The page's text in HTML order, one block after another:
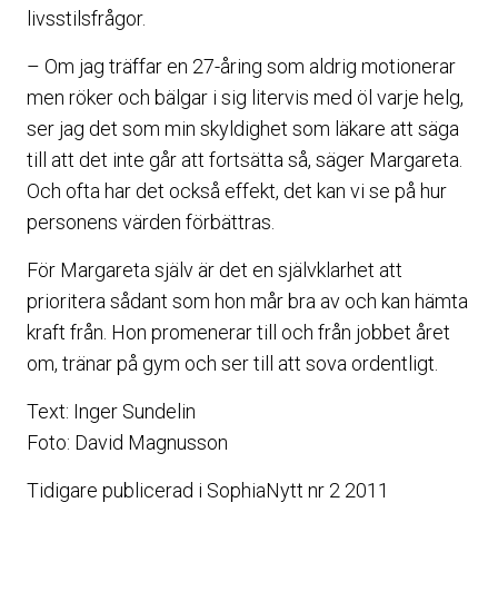
livsstilsfrågor.
– Om jag träffar en 27-åring som aldrig motionerar
men röker och bälgar i sig litervis med öl varje helg,
ser jag det som min skyldighet som läkare att säga
till att det inte går att fortsätta så, säger Margareta.
Och ofta har det också effekt, det kan vi se på hur
personens värden förbättras.
För Margareta själv är det en självklarhet att
prioritera sådant som hon mår bra av och kan hämta
kraft från. Hon promenerar till och från jobbet året
om, tränar på gym och ser till att sova ordentligt.
Text: Inger Sundelin
Foto: David Magnusson
Tidigare publicerad i SophiaNytt nr 2 2011